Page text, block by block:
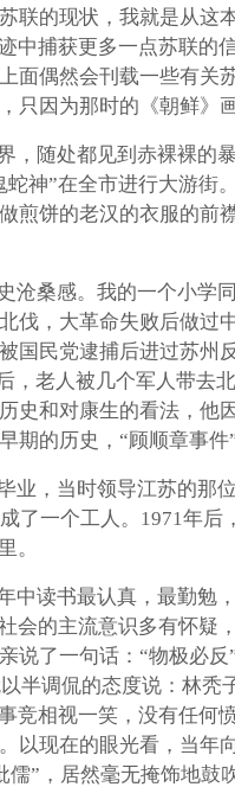
的现状，我就是从这
中捕获更多一点苏联的
面偶然会刊载一些有关
因为那时的《朝鲜》
随处都见到赤裸裸的
神”在全市进行大游街
煎饼的老汉的衣服的前
桑感。我的一个小学
伐，大革命失败后做过
国民党逮捕后进过苏州
，老人被几个军人带去
史和对康生的看法，他
的历史，“顾顺章事件
业，当时领导江苏的那
了一个工人。1971年
。
读书最认真，最勤勉
的主流意识多有怀疑
了一句话：“物极必反
半调侃的态度说：林
竞相视一笑，没有任何
现在的眼光看，当年
”，居然毫无掩饰地